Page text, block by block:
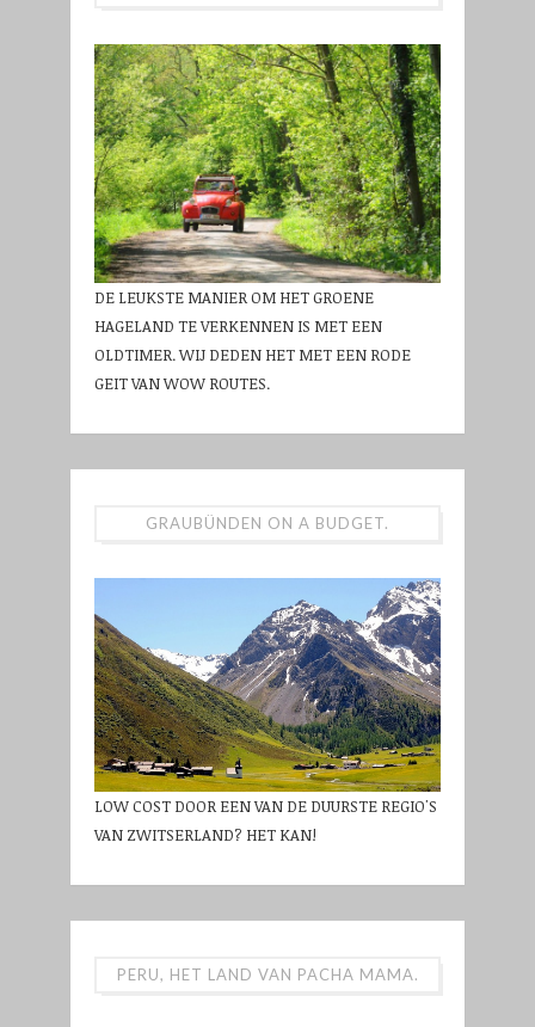
DE LEUKSTE MANIER OM HET GROENE
HAGELAND TE VERKENNEN IS MET EEN
OLDTIMER. WIJ DEDEN HET MET EEN RODE
GEIT VAN WOW ROUTES.
GRAUBÜNDEN ON A BUDGET.
LOW COST DOOR EEN VAN DE DUURSTE REGIO'S
VAN ZWITSERLAND? HET KAN!
PERU, HET LAND VAN PACHA MAMA.